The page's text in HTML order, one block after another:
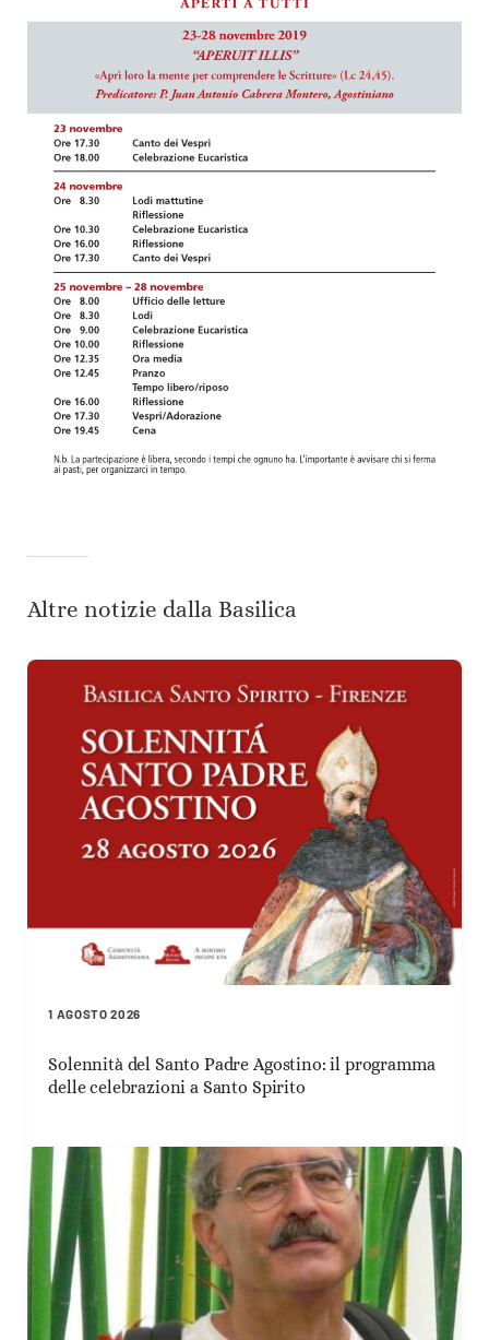
Altre notizie dalla Basilica
1 AGOSTO 2026
Solennità del Santo Padre Agostino: il programma
delle celebrazioni a Santo Spirito